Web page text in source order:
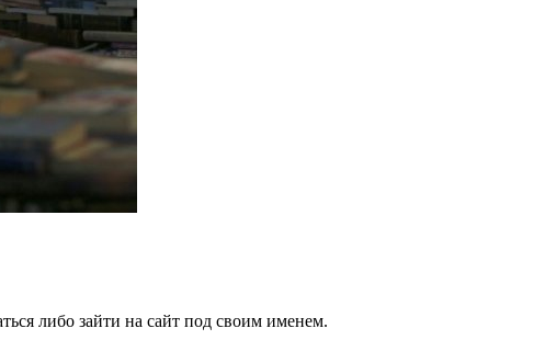
либо зайти на сайт под своим именем.